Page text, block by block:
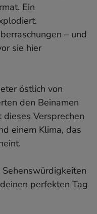
Ein
– und
sie hier
östlich von
den Beinamen
dieses Versprechen
einem Klima, das
perfekten Tag